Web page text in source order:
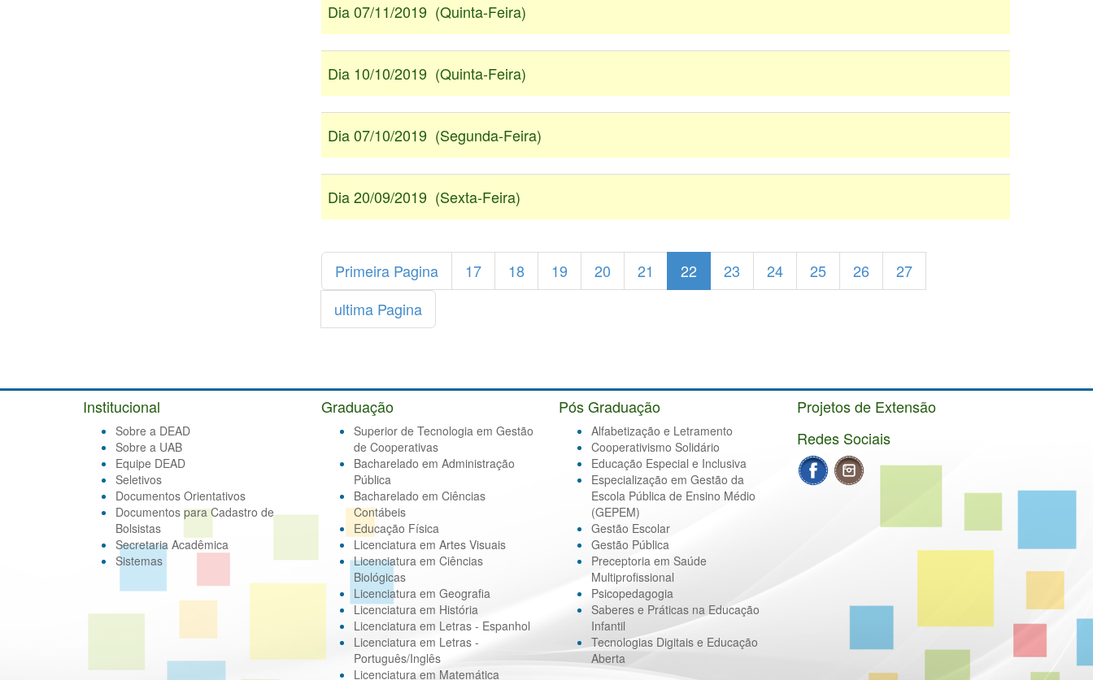
Dia 07/11/2019 (Quinta-Feira)
Dia 10/10/2019 (Quinta-Feira)
Dia 07/10/2019 (Segunda-Feira)
Dia 20/09/2019 (Sexta-Feira)
Primeira Pagina 17 18 19 20 21 22 23 24 25 26
27
ultima Pagina
Institucional
Sobre a DEAD
Sobre a UAB
Equipe DEAD
Seletivos
Documentos Orientativos
Documentos para Cadastro de
Bolsistas
Secretaria Acadêmica
Sistemas
Graduação
Superior de Tecnologia em Gestão
de Cooperativas
Bacharelado em Administração
Pública
Bacharelado em Ciências
Contábeis
Educação Física
Licenciatura em Artes Visuais
Licenciatura em Ciências
Biológicas
Licenciatura em Geografia
Licenciatura em História
Licenciatura em Letras - Espanhol
Licenciatura em Letras -
Português/Inglês
Licenciatura em Matemática
Pós Graduação
Alfabetização e Letramento
Cooperativismo Solidário
Educação Especial e Inclusiva
Especialização em Gestão da
Escola Pública de Ensino Médio
(GEPEM)
Gestão Escolar
Gestão Pública
Preceptoria em Saúde
Multiprofissional
Psicopedagogia
Saberes e Práticas na Educação
Infantil
Tecnologias Digitais e Educação
Aberta
Projetos de Extensão
Redes Sociais